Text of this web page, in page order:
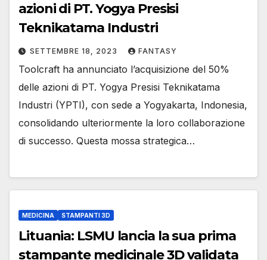
azioni di PT. Yogya Presisi
Teknikatama Industri
SETTEMBRE 18, 2023 FANTASY
Toolcraft ha annunciato l’acquisizione del 50%
delle azioni di PT. Yogya Presisi Teknikatama
Industri (YPTI), con sede a Yogyakarta, Indonesia,
consolidando ulteriormente la loro collaborazione
di successo. Questa mossa strategica…
MEDICINA STAMPANTI 3D
Lituania: LSMU lancia la sua prima
stampante medicinale 3D validata